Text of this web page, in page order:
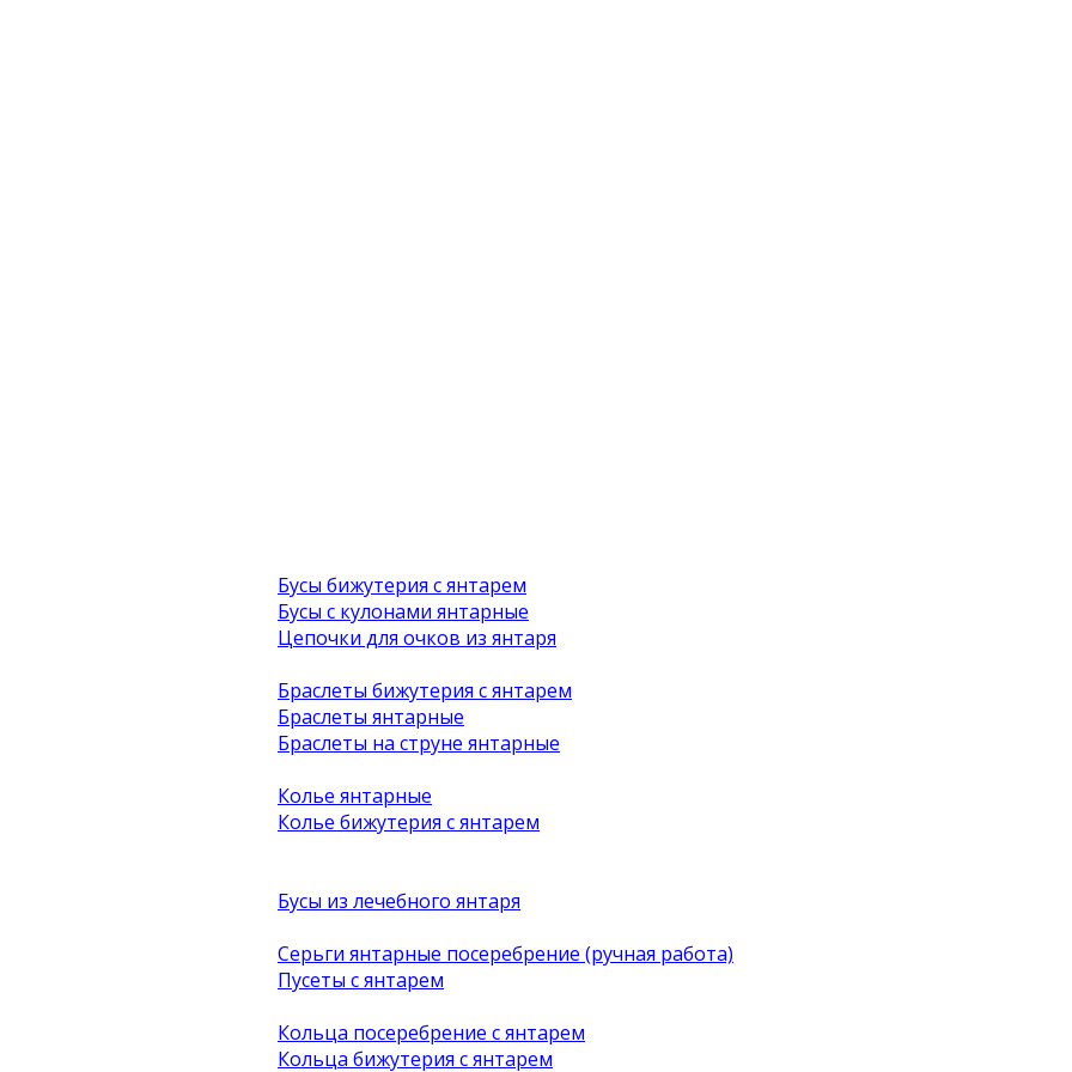
Бусы бижутерия с янтарем
Бусы с кулонами янтарные
Цепочки для очков из янтаря
Браслеты бижутерия с янтарем
Браслеты янтарные
Браслеты на струне янтарные
Колье янтарные
Колье бижутерия с янтарем
Бусы из лечебного янтаря
Серьги янтарные посеребрение (ручная работа)
Пусеты с янтарем
Кольца посеребрение с янтарем
Кольца бижутерия с янтарем